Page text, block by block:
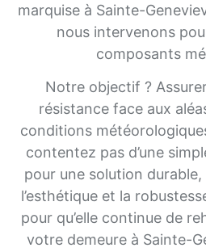
marquise à Sainte-
nous intervenons
composants
Notre objectif ?
résistance face aux
conditions
contentez pas d’une
pour une solution
l’esthétique et la
pour qu’elle continue de
votre demeure à Sainte-